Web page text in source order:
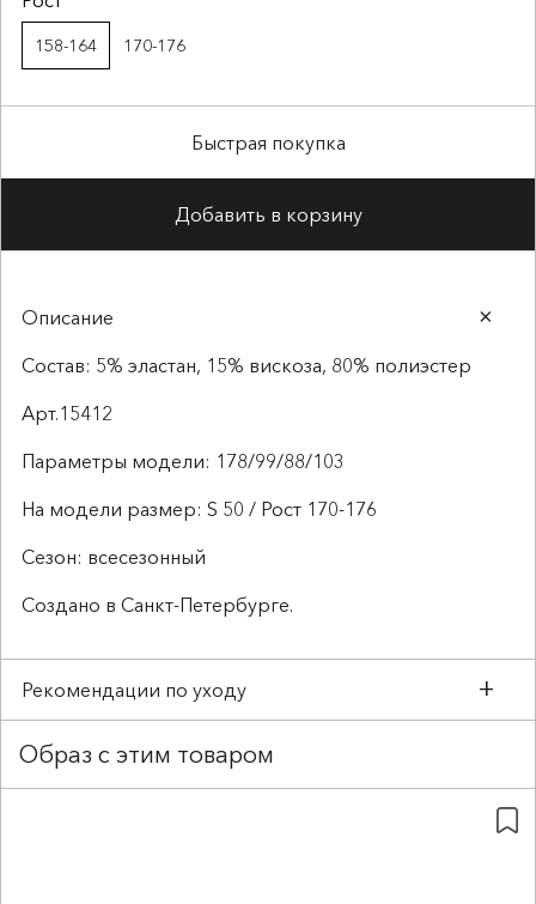
158-164 170-176
Быстрая покупка
Добавить в корзину
Описание
Состав: 5% эластан, 15% вискоза, 80% полиэстер
Арт.15412
Параметры модели: 178/99/88/103
На модели размер: S 50 / Рост 170-176
Сезон: всесезонный
Создано в Санкт-Петербурге.
Рекомендации по уходу
Образ с этим товаром